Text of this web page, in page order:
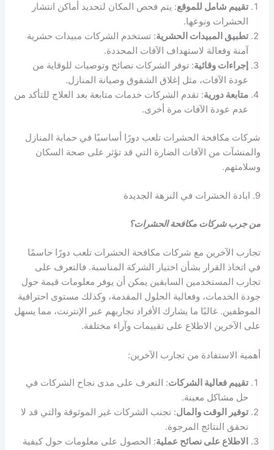
تقييم شامل للموقع: يتم فحص المكان لتحديد أماكن انتشار
الحشرات ونوعها.
تطبيق المبيدات الحشرية: تستخدم الشركات مبيدات حشرية
آمنة وفعالة لاستهداف الآفات المحددة.
إجراءات وقائية: توفر الشركات نصائح وتوصيات للوقاية من
عودة الآفات، مثل إغلاق الشقوق وصيانة المنازل.
متابعة دورية: تقدم الشركات خدمات متابعة بعد العلاج للتأكد من
عدم عودة الآفات مرة أخرى.
شركات مكافحة الحشرات تلعب دورًا أساسيًا في حماية المنازل
والمنشآت من الآفات الضارة التي قد تؤثر على صحة السكان
وسلامتهم.
9. ابادة الحشرات في النزهة الجديدة
من جرب شركات مكافحة الحشرات؟
تجارب الآخرين مع شركات مكافحة الحشرات تلعب دورًا حاسمًا
في اتخاذ القرار بشأن اختيار الشركة المناسبة. فالتعرف على
تجارب المستخدمين السابقين يمكن أن يوفر معلومات قيمة حول
جودة الخدمات، وفعالية الحلول المقدمة، وكذلك مستوى احترافية
الموظفين. غالبًا ما يشارك الأفراد تجاربهم عبر الإنترنت، مما يسهل
على الآخرين الاطلاع على تقييمات وآراء مختلفة.
أهمية الاستفادة من تجارب الآخرين:
تقييم فعالية الشركات: التعرف على مدى نجاح الشركات في
حل مشاكل معينة.
توفير الوقت والمال: تجنب الشركات غير الموثوقة والتي قد لا
تحقق النتائج المرجوة.
الاطلاع على نصائح عملية: الحصول على معلومات حول كيفية